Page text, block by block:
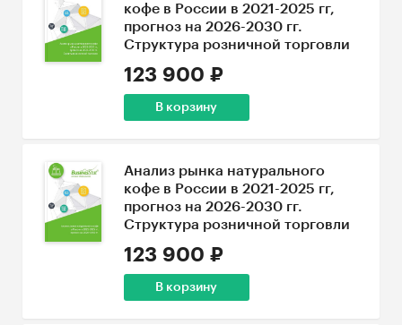
кофе в России в 2021-2025 гг,
прогноз на 2026-2030 гг.
Структура розничной торговли
123 900 ₽
В корзину
Анализ рынка натурального
кофе в России в 2021-2025 гг,
прогноз на 2026-2030 гг.
Структура розничной торговли
123 900 ₽
В корзину